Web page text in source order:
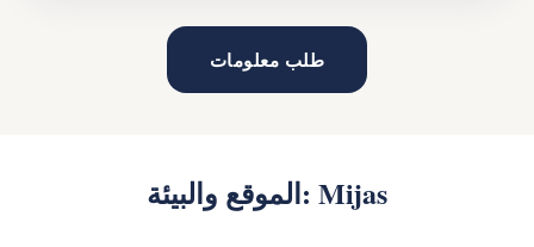
طلب معلومات
الموقع والبيئة: Mijas